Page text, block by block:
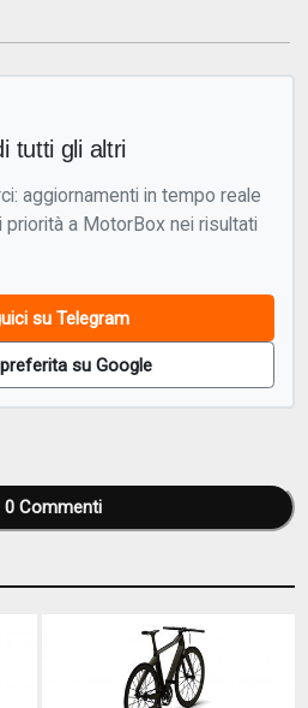
tutti gli altri
aggiornamenti in tempo reale
priorità a MotorBox nei risultati
su Telegram
su Google
0Commenti